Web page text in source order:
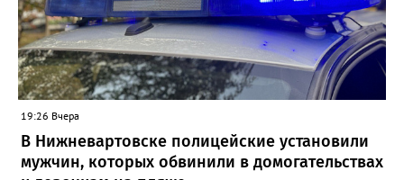
19:26 Вчера
В Нижневартовске полицейские установили
мужчин, которых обвинили в домогательствах